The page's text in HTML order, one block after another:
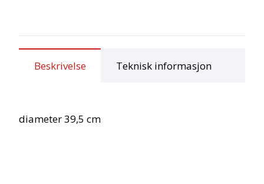
Beskrivelse Teknisk informasjon
diameter 39,5 cm